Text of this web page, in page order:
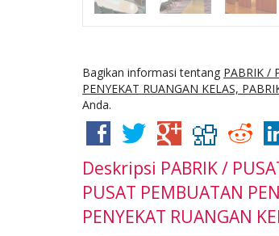
Bagikan informasi tentang PABRIK /
PENYEKAT RUANGAN KELAS,
Anda.
Deskripsi PABRIK /
PUSAT PEMBUATAN
PENYEKAT RUANGAN